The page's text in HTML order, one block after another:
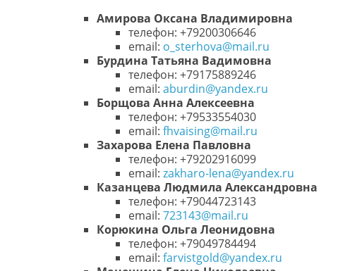
Амирова Оксана Владимировна
телефон: +79200306646
email: o_sterhova@mail.ru
Бурдина Татьяна Вадимовна
телефон: +79175889246
email: aburdin@yandex.ru
Борщова Анна Алексеевна
телефон: +79533554030
email: fhvaising@mail.ru
Захарова Елена Павловна
телефон: +79202916099
email: zakharo-lena@yandex.ru
Казанцева Людмила Александровна
телефон: +79044723143
email: 723143@mail.ru
Корюкина Ольга Леонидовна
телефон: +79049784494
email: farvistgold@yandex.ru